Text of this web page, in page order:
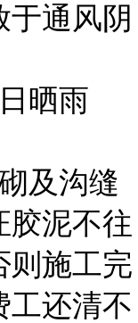
通风阴
晒雨
及沟缝
胶泥不往
则施工完
工还清不